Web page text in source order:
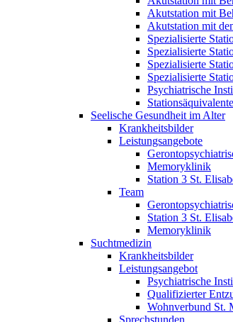
Akutstation mit
Akutstation mit
Spezialisierte
Spezialisierte
Spezialisierte
Spezialisierte
Psychiatrische
Seelische Gesundheit im Alter
Krankheitsbilder
Leistungsangebote
Memoryklinik
Station 3 St.
Team
Station 3 St.
Memoryklinik
Suchtmedizin
Krankheitsbilder
Leistungsangebot
Psychiatrische
Qualifizierter
Wohnverbund St.
Sprechstunden